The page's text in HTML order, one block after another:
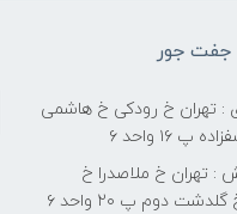
جفت جور
: تهران خ رودکی خ هاشمی
۱۶ واحد ۶
: تهران خ ملاصدرا خ
دوم پ ۲۰ واحد ۶